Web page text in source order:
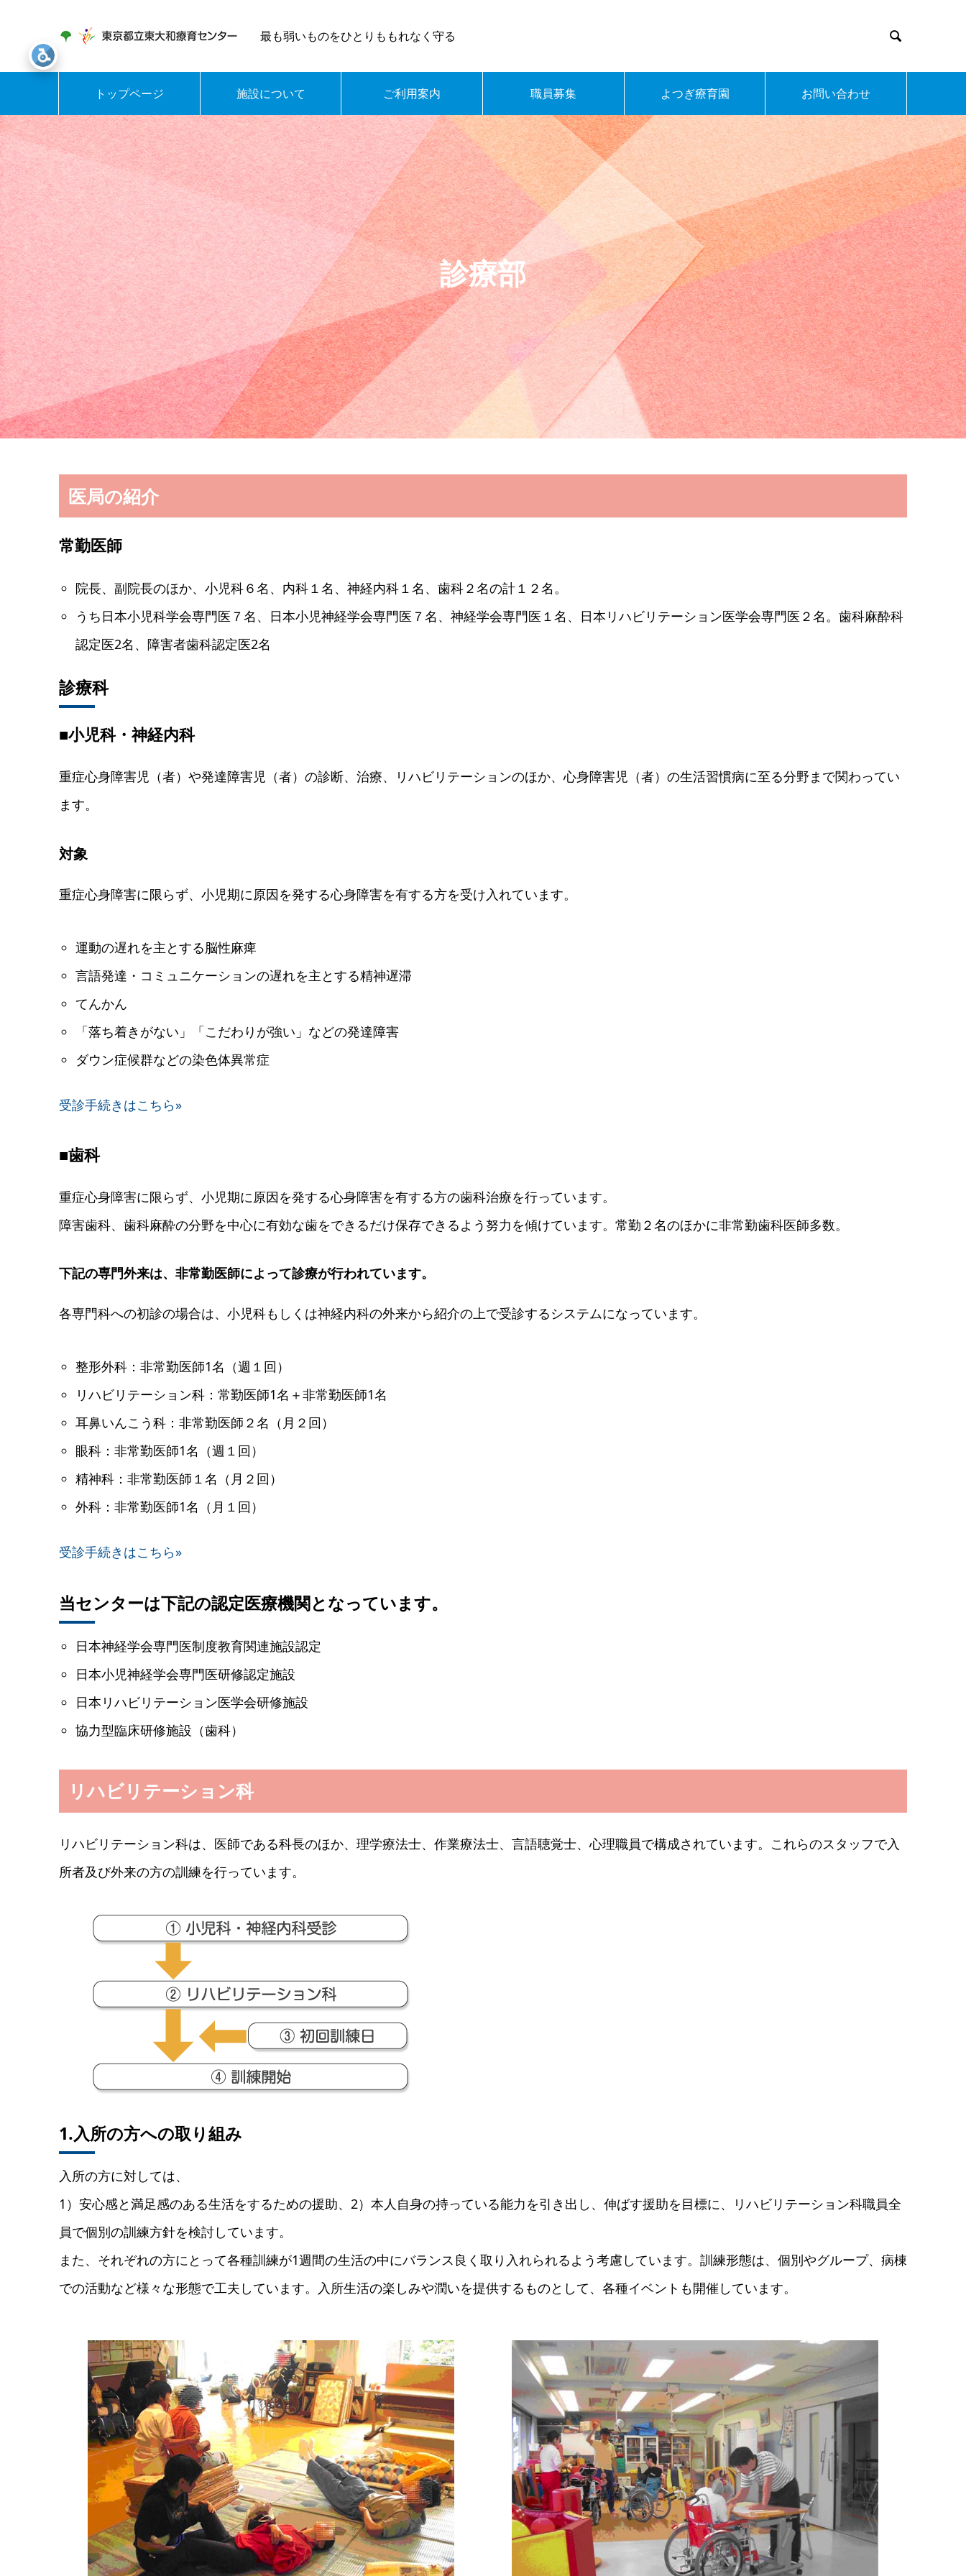
最も弱いものをひとりももれなく守る 
トップページ 施設について ご利用案内 職員募集 よつぎ療育園 お問い合わせ
診療部
医局の紹介
常勤医師
院長、副院長のほか、小児科６名、内科１名、神経内科１名、歯科２名の計１２名。
うち日本小児科学会専門医７名、日本小児神経学会専門医７名、神経学会専門医１名、日本リハビリテーション医学会専門医２名。歯科麻酔科
認定医2名、障害者歯科認定医2名
診療科
■小児科・神経内科
重症心身障害児（者）や発達障害児（者）の診断、治療、リハビリテーションのほか、心身障害児（者）の生活習慣病に至る分野まで関わってい
ます。
対象
重症心身障害に限らず、小児期に原因を発する心身障害を有する方を受け入れています。
運動の遅れを主とする脳性麻痺
言語発達・コミュニケーションの遅れを主とする精神遅滞
てんかん
「落ち着きがない」「こだわりが強い」などの発達障害
ダウン症候群などの染色体異常症
受診手続きはこちら»
■歯科
重症心身障害に限らず、小児期に原因を発する心身障害を有する方の歯科治療を行っています。
障害歯科、歯科麻酔の分野を中心に有効な歯をできるだけ保存できるよう努力を傾けています。常勤２名のほかに非常勤歯科医師多数。
下記の専門外来は、非常勤医師によって診療が行われています。
各専門科への初診の場合は、小児科もしくは神経内科の外来から紹介の上で受診するシステムになっています。
整形外科：非常勤医師1名（週１回）
リハビリテーション科：常勤医師1名＋非常勤医師1名
耳鼻いんこう科：非常勤医師２名（月２回）
眼科：非常勤医師1名（週１回）
精神科：非常勤医師１名（月２回）
外科：非常勤医師1名（月１回）
受診手続きはこちら»
当センターは下記の認定医療機関となっています。
日本神経学会専門医制度教育関連施設認定
日本小児神経学会専門医研修認定施設
日本リハビリテーション医学会研修施設
協力型臨床研修施設（歯科）
リハビリテーション科
リハビリテーション科は、医師である科長のほか、理学療法士、作業療法士、言語聴覚士、心理職員で構成されています。これらのスタッフで入
所者及び外来の方の訓練を行っています。
1.入所の方への取り組み
入所の方に対しては、
1）安心感と満足感のある生活をするための援助、2）本人自身の持っている能力を引き出し、伸ばす援助を目標に、リハビリテーション科職員全
員で個別の訓練方針を検討しています。
また、それぞれの方にとって各種訓練が1週間の生活の中にバランス良く取り入れられるよう考慮しています。訓練形態は、個別やグループ、病棟
での活動など様々な形態で工夫しています。入所生活の楽しみや潤いを提供するものとして、各種イベントも開催しています。